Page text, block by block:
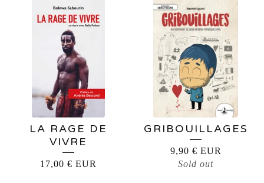
LA RAGE DE
VIVRE
17,00 € EUR
GRIBOUILLAGES
9,90 € EUR
Sold out